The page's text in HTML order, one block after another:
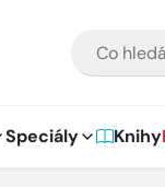
Speciály Knihy